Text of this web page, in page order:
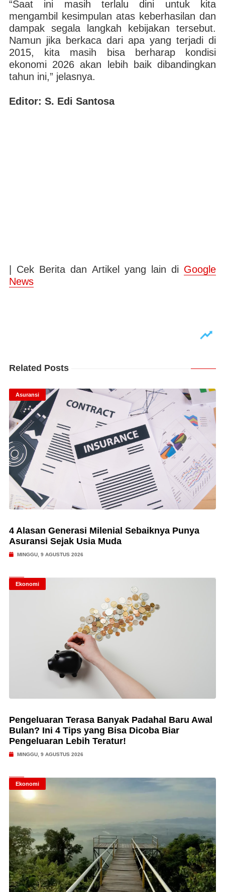
“Saat ini masih terlalu dini untuk kita
mengambil kesimpulan atas keberhasilan dan
dampak segala langkah kebijakan tersebut.
Namun jika berkaca dari apa yang terjadi di
2015, kita masih bisa berharap kondisi
ekonomi 2026 akan lebih baik dibandingkan
tahun ini,” jelasnya.
Editor: S. Edi Santosa
| Cek Berita dan Artikel yang lain di Google
News
Related Posts
Asuransi
4 Alasan Generasi Milenial Sebaiknya Punya
Asuransi Sejak Usia Muda
MINGGU, 9 AGUSTUS 2026
Ekonomi
Pengeluaran Terasa Banyak Padahal Baru Awal
Bulan? Ini 4 Tips yang Bisa Dicoba Biar
Pengeluaran Lebih Teratur!
MINGGU, 9 AGUSTUS 2026
Ekonomi